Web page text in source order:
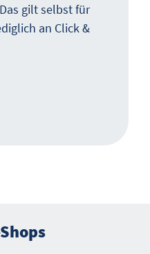
gilt selbst für
an Click &